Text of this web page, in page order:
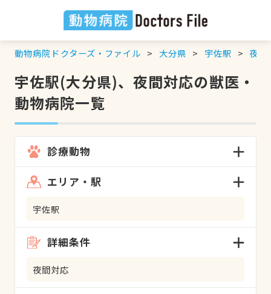
動物病院ドクターズ・ファイル 大分県 宇佐駅 夜間
宇佐駅(大分県)、夜間対応の獣医・
動物病院一覧
診療動物
エリア・駅
宇佐駅
詳細条件
夜間対応